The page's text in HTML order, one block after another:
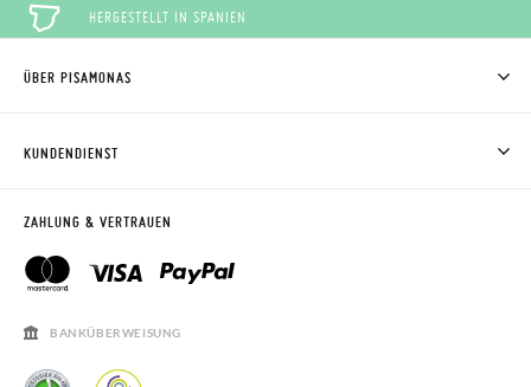
HERGESTELLT IN SPANIEN
ÜBER PISAMONAS
PISAMONAS CLUB
RECHTSHINWEISE
SALE
KUNDENDIENST
RETOURE BEANTRAGEN
KONTAKT
ÖFFNUNGSZEITEN
HÄUFIGKEIT DER BEANTWORTUNG VON FRAGEN
ZAHLUNG & VERTRAUEN
BANKÜBERWEISUNG